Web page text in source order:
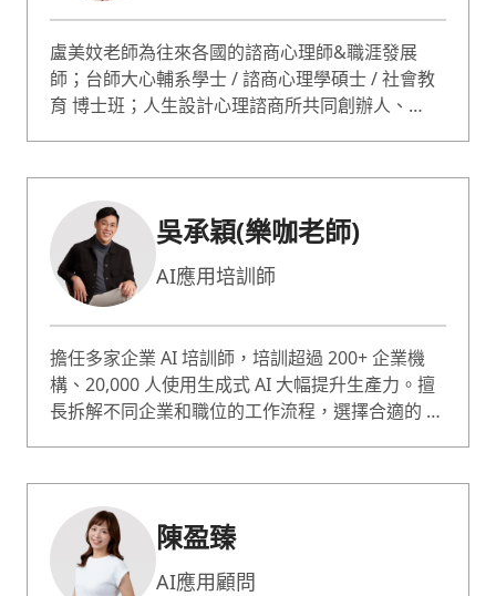
盧美妏老師為往來各國的諮商心理師&職涯發展
師；台師大心輔系學士 / 諮商心理學碩士 / 社會教
育 博士班；人生設計心理諮商所共同創辦人、
選最有影響力的 50 位心理諮詢師。諮詢服務超過
10000人次；專長職業生涯規劃、自信 / 自我價值
提升、性少數 / 非典型關係。
吳承穎(樂咖老師)
AI應用培訓師
擔任多家企業 AI 培訓師，培訓超過 200+ 企業機
構、20,000 人使用生成式 AI 大幅提升生產力。擅
長拆解不同企業和職位的工作流程，選擇合適的 AI
趣，課程有大量實作練習，給學員最扎實有效的成
長。內容會針對不同學員程度調整，從電腦小白到
科技公司員工都能輕鬆上手、有所收穫。
陳盈臻
AI應用顧問